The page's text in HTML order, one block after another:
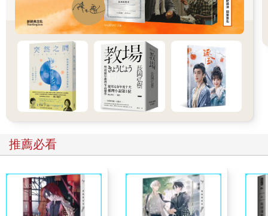
◆四種植物奶
用美國杏仁製作的杏仁奶，是風味中性的百搭乳品，和夜市的香
精杏仁茶截然不同。但由於杏仁帶皮且較硬，須在浸泡完後剝皮
或攪打完濾掉杏仁渣，以達到綿密口感和白皙外觀。若不想過
濾，或只有一般果汁機又該如何？不妨試試腰果奶，浸泡一晚就
可以打出濃郁植物奶；趕時間來不及浸泡？早餐吃的即食燕麥片
也可以做成植物奶，燕麥奶的質地較稠，顏色會較深。還是來一
土黃豆最對味了！
〔食材〕
生的美國甜杏仁 1杯（125g），用兩倍冷水浸泡隔夜
過濾水 4杯（800g）
推薦必看